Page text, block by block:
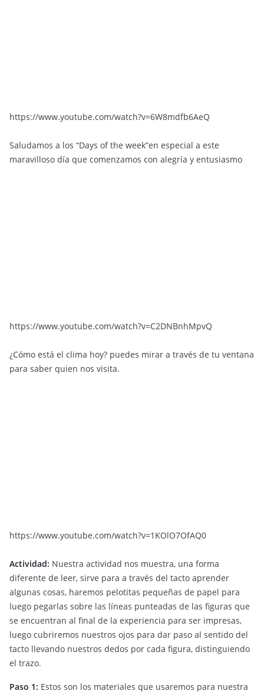
https://www.youtube.com/watch?v=6W8mdfb6AeQ
Saludamos a los “Days of the week”en especial a este
maravilloso día que comenzamos con alegría y entusiasmo
https://www.youtube.com/watch?v=C2DNBnhMpvQ
¿Cómo está el clima hoy? puedes mirar a través de tu ventana
para saber quien nos visita.
https://www.youtube.com/watch?v=1KOlO7OfAQ0
Actividad: Nuestra actividad nos muestra, una forma
diferente de leer, sirve para a través del tacto aprender
algunas cosas, haremos pelotitas pequeñas de papel para
luego pegarlas sobre las líneas punteadas de las figuras que
se encuentran al final de la experiencia para ser impresas,
luego cubriremos nuestros ojos para dar paso al sentido del
tacto llevando nuestros dedos por cada figura, distinguiendo
el trazo.
Paso 1: Estos son los materiales que usaremos para nuestra